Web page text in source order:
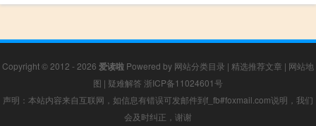
Copyright © 2012 - 2026 爱读啦 Powered by 网站分类目录 | 精选推荐文章 | 网站地
图 | 疑难解答 浙ICP备11024601号
声明：本站内容来自互联网，如信息有错误可发邮件到f_fb#foxmail.com说明，我们
会及时纠正，谢谢